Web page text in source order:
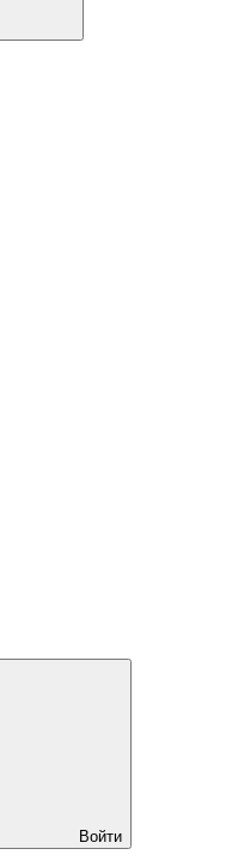
Войти